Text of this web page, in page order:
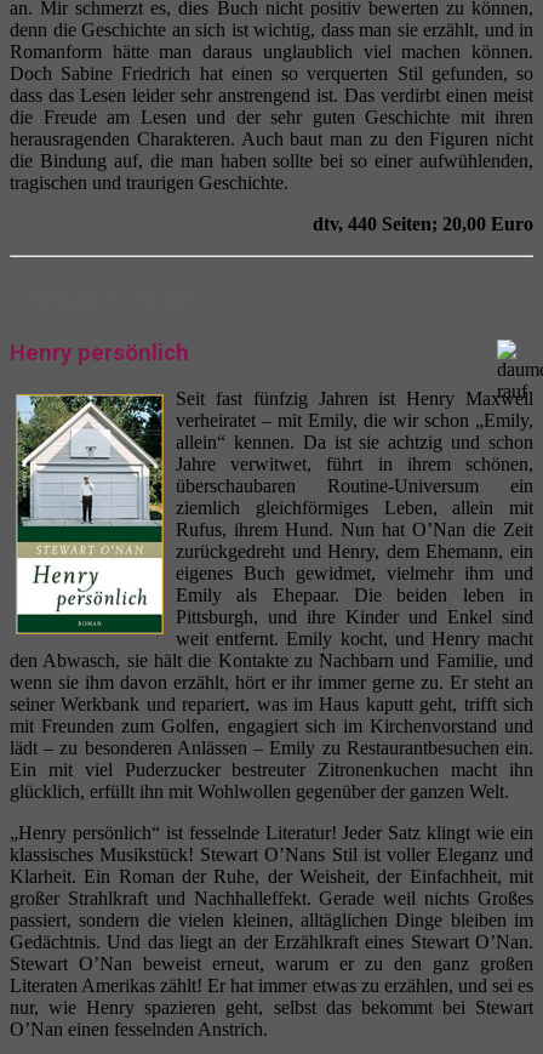
an. Mir schmerzt es, dies Buch nicht positiv bewerten zu können,
denn die Geschichte an sich ist wichtig, dass man sie erzählt, und in
Romanform hätte man daraus unglaublich viel machen können.
Doch Sabine Friedrich hat einen so verquerten Stil gefunden, so
dass das Lesen leider sehr anstrengend ist. Das verdirbt einen meist
die Freude am Lesen und der sehr guten Geschichte mit ihren
herausragenden Charakteren. Auch baut man zu den Figuren nicht
die Bindung auf, die man haben sollte bei so einer aufwühlenden,
tragischen und traurigen Geschichte.
dtv, 440 Seiten; 20,00 Euro
Henry persönlich
Seit fast fünfzig Jahren ist Henry Maxwell
verheiratet – mit Emily, die wir schon „Emily,
allein“ kennen. Da ist sie achtzig und schon
Jahre verwitwet, führt in ihrem schönen,
überschaubaren Routine-Universum ein
ziemlich gleichförmiges Leben, allein mit
Rufus, ihrem Hund. Nun hat O’Nan die Zeit
zurückgedreht und Henry, dem Ehemann, ein
eigenes Buch gewidmet, vielmehr ihm und
Emily als Ehepaar. Die beiden leben in
Pittsburgh, und ihre Kinder und Enkel sind
weit entfernt. Emily kocht, und Henry macht
den Abwasch, sie hält die Kontakte zu Nachbarn und Familie, und
wenn sie ihm davon erzählt, hört er ihr immer gerne zu. Er steht an
seiner Werkbank und repariert, was im Haus kaputt geht, trifft sich
mit Freunden zum Golfen, engagiert sich im Kirchenvorstand und
lädt – zu besonderen Anlässen – Emily zu Restaurantbesuchen ein.
Ein mit viel Puderzucker bestreuter Zitronenkuchen macht ihn
glücklich, erfüllt ihn mit Wohlwollen gegenüber der ganzen Welt.
„Henry persönlich“ ist fesselnde Literatur! Jeder Satz klingt wie ein
klassisches Musikstück! Stewart O’Nans Stil ist voller Eleganz und
Klarheit. Ein Roman der Ruhe, der Weisheit, der Einfachheit, mit
großer Strahlkraft und Nachhalleffekt. Gerade weil nichts Großes
passiert, sondern die vielen kleinen, alltäglichen Dinge bleiben im
Gedächtnis. Und das liegt an der Erzählkraft eines Stewart O’Nan.
Stewart O’Nan beweist erneut, warum er zu den ganz großen
Literaten Amerikas zählt! Er hat immer etwas zu erzählen, und sei es
nur, wie Henry spazieren geht, selbst das bekommt bei Stewart
O’Nan einen fesselnden Anstrich.